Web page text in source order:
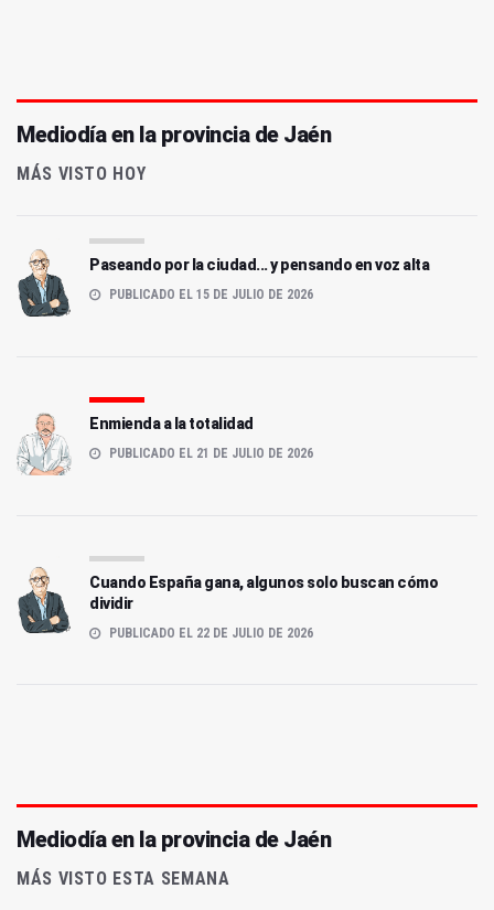
Mediodía en la provincia de Jaén
MÁS VISTO HOY
Paseando por la ciudad... y pensando en voz alta
PUBLICADO EL 15 DE JULIO DE 2026
Enmienda a la totalidad
PUBLICADO EL 21 DE JULIO DE 2026
Cuando España gana, algunos solo buscan cómo
dividir
PUBLICADO EL 22 DE JULIO DE 2026
Mediodía en la provincia de Jaén
MÁS VISTO ESTA SEMANA